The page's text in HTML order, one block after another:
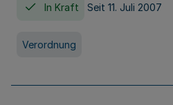
In Kraft Seit 11. Juli 2007
Verordnung